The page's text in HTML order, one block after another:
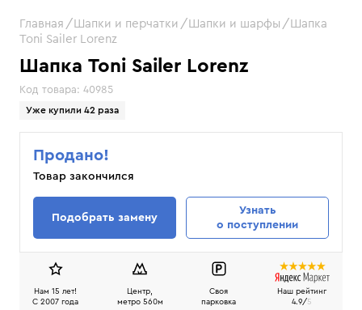
Шапка Toni Sailer Lorenz
Код товара: 40985
Уже купили 42 раза
Главная Шапки и перчатки Шапки и шарфы
Шапка
Toni Sailer Lorenz
Продано!
Товар закончился
Подобрать замену
Узнать
о поступлении
Нам 15 лет!
C 2007 года
Центр,
метро 560м
Своя
парковка
Наш рейтинг
4.9/5